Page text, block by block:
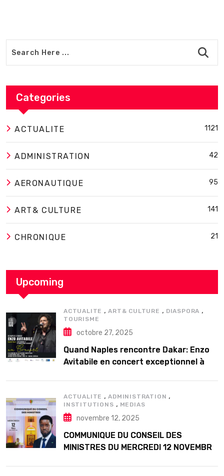
Categories
ACTUALITE 1121
ADMINISTRATION 42
AERONAUTIQUE 95
ART& CULTURE 141
CHRONIQUE 21
Upcoming
ACTUALITE ,ART& CULTURE , DIASPORA ,
TOURISME
octobre 27, 2025
Quand Naples rencontre Dakar: Enzo
Avitabile en concert exceptionnel à
ACTUALITE ,ADMINISTRATION ,
INSTITUTIONS , MEDIAS
novembre 12, 2025
COMMUNIQUE DU CONSEIL DES
MINISTRES DU MERCREDI 12 NOVEMBRE